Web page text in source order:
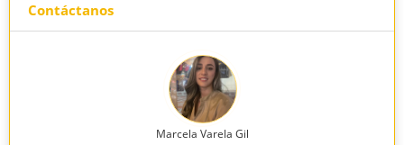
Contáctanos
Marcela Varela Gil